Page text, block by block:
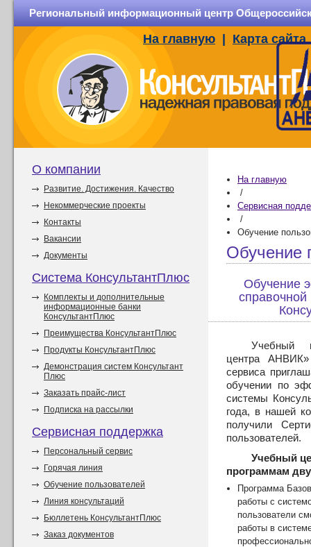
Региональный информационный центр
На главную Карта сайта
О компании
Развитие. Достижения. Качество
Некоммерческие проекты
Контакты
Вакансии
Документы
Система КонсультантПлюс
Комплекты и дополнительные
информационные банки
КонсультантПлюс
Преимущества КонсультантПлюс
Продукты КонсультантПлюс
Демонстрация систем Консультант
Плюс
Заказать прайс-лист
Подписка на рассылки
Сервисная поддержка
Персональный сервис
Горячая линия
Обучение пользователей
Линия консультаций
Бюллетень КонсультантПлюс
Заказ документов
На главную
/
Сервисная
/
Обучение
Обучение
Обучение
справочной
Учебный
центра
сервиса
обучении по
системы
года, в нашей
получили
пользователей.
Учебный
программам
Программа
работы с
пользователи
работы в